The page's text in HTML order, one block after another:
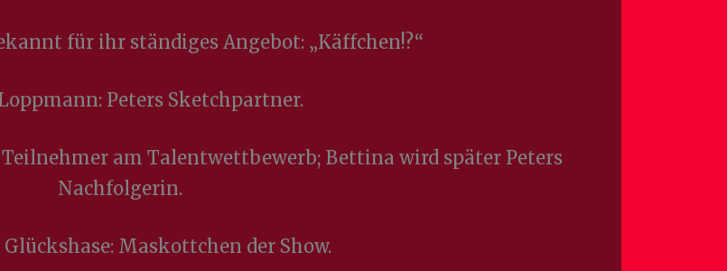
für ihr ständiges Angebot: „Käffchen!?“
Peters Sketchpartner.
am Talentwettbewerb; Bettina wird später Peters
Nachfolgerin.
Maskottchen der Show.